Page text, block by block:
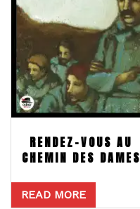
RENDEZ-VOUS AU
CHEMIN DES DAMES
READ MORE